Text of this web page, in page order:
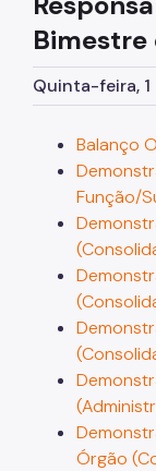
Licitações
Pagamento
Manuais e
Legislação
Notícias
Bimestre
Quinta-feira, 1
Balanço
Função/
Órgão